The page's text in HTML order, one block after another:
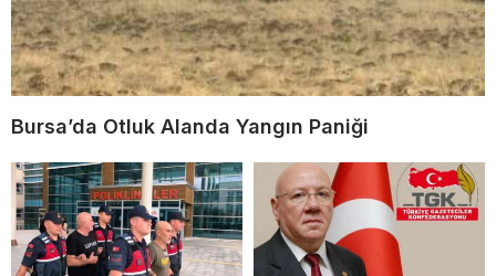
Bursa’da Otluk Alanda Yangın Paniği